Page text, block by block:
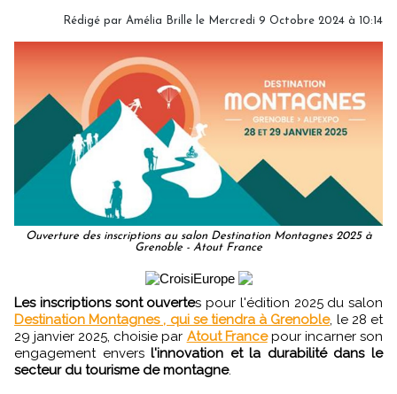
Rédigé par Amélia Brille le Mercredi 9 Octobre 2024 à 10:14
Ouverture des inscriptions au salon Destination Montagnes 2025 à
Grenoble - Atout France
Les inscriptions sont ouvertes pour l'édition 2025 du salon
Destination Montagnes , qui se tiendra à Grenoble, le 28 et
29 janvier 2025, choisie par Atout Francepour incarner son
engagement envers l'innovation et la durabilité dans le
secteur du tourisme de montagne.